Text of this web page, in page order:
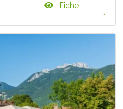
Fiche